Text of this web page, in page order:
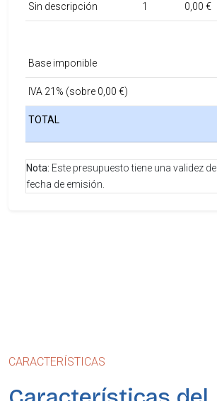
Sin descripción 1 0,00 €
Base imponible
IVA 21% (sobre 0,00 €)
TOTAL
Nota: Este presupuesto tiene una validez de
fecha de emisión.
CARACTERÍSTICAS